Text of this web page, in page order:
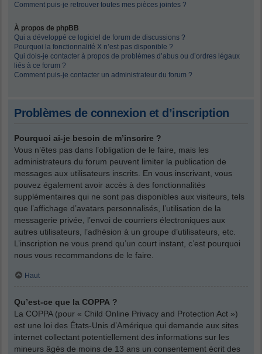
Comment puis-je retrouver toutes mes pièces jointes ?
À propos de phpBB
Qui a développé ce logiciel de forum de discussions ?
Pourquoi la fonctionnalité X n’est pas disponible ?
Qui dois-je contacter à propos de problèmes d’abus ou d’ordres légaux
liés à ce forum ?
Comment puis-je contacter un administrateur du forum ?
Problèmes de connexion et d’inscription
Pourquoi ai-je besoin de m’inscrire ?
Vous n’êtes pas dans l’obligation de le faire, mais les
administrateurs du forum peuvent limiter la publication de
messages aux utilisateurs inscrits. En vous inscrivant, vous
pouvez également avoir accès à des fonctionnalités
supplémentaires qui ne sont pas disponibles aux visiteurs, tels
que l’affichage d’avatars personnalisés, l’utilisation de la
messagerie privée, l’envoi de courriers électroniques aux
autres utilisateurs, l’adhésion à un groupe d’utilisateurs, etc.
L’inscription ne vous prend qu’un court instant, c’est pourquoi
nous vous recommandons de le faire.
Haut
Qu’est-ce que la COPPA ?
La COPPA (pour « Child Online Privacy and Protection Act »)
est une loi des États-Unis d’Amérique qui demande aux sites
internet collectant potentiellement des informations sur les
mineurs âgés de moins de 13 ans un consentement écrit des